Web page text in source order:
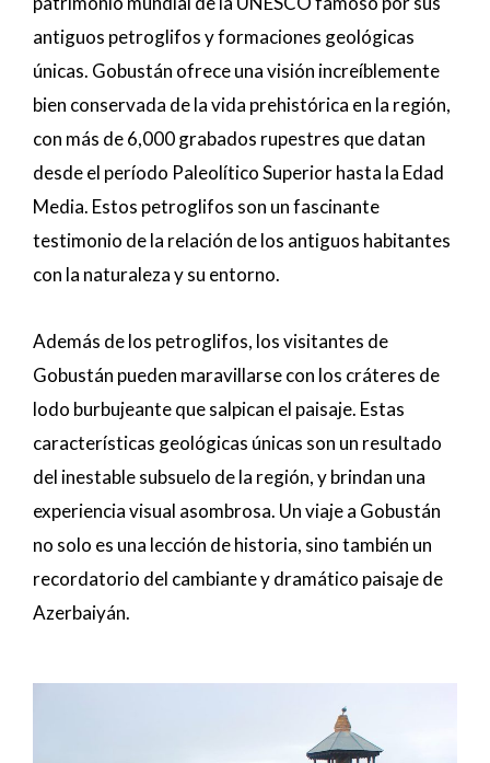
antiguos petroglifos y formaciones geológicas
únicas. Gobustán ofrece una visión increíblemente
bien conservada de la vida prehistórica en la región,
con más de 6,000 grabados rupestres que datan
desde el período Paleolítico Superior hasta la Edad
Media. Estos petroglifos son un fascinante
testimonio de la relación de los antiguos habitantes
con la naturaleza y su entorno.
Además de los petroglifos, los visitantes de
Gobustán pueden maravillarse con los cráteres de
lodo burbujeante que salpican el paisaje. Estas
características geológicas únicas son un resultado
del inestable subsuelo de la región, y brindan una
experiencia visual asombrosa. Un viaje a Gobustán
no solo es una lección de historia, sino también un
recordatorio del cambiante y dramático paisaje de
Azerbaiyán.